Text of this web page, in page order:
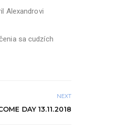
Alexandrovi
sa cudzích
NEXT
DAY 13.11.2018